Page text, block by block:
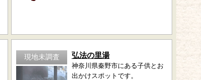
現地未調査 弘法の里湯
神奈川県秦野市にある子供とお
出かけスポットです。